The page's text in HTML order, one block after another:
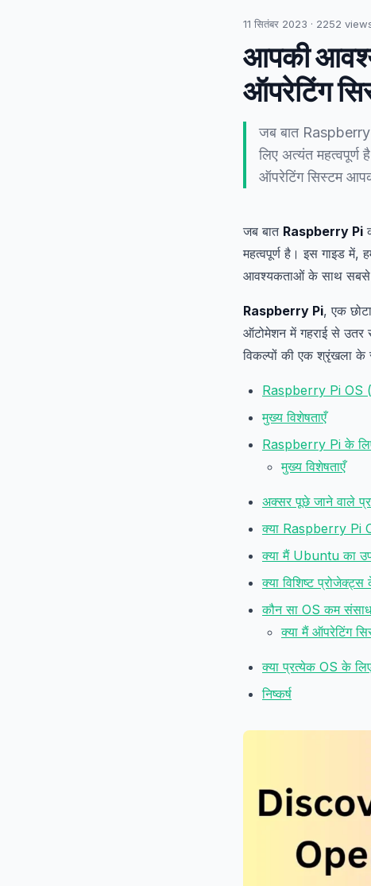
11 सितंबर 2023 · 2252
आपकी
ऑपरेटिंग
जब बात
लिए अत्यंत
ऑपरेटिंग सिस्टम
जब बात Raspberry Pi
महत्वपूर्ण है। इस गाइड में,
आवश्यकताओं के साथ सबसे
Raspberry Pi, एक
ऑटोमेशन में गहराई से उतर
विकल्पों की एक श्रृंखला के
Raspberry Pi OS
मुख्य विशेषताएँ
Raspberry Pi के
मुख्य विशेषताएँ
अक्सर पूछे जाने वाले
क्या Raspberry Pi
क्या मैं Ubuntu का
क्या विशिष्ट
कौन सा OS कम
क्या मैं ऑपरेटिंग
क्या प्रत्येक OS के
निष्कर्ष